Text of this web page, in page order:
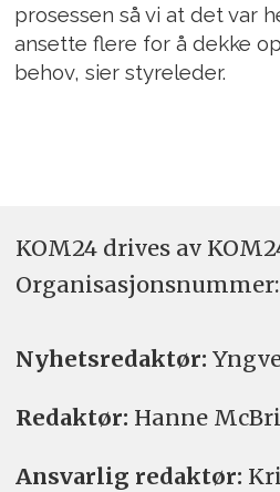
prosessen så vi at det var
ansette flere for å dekke
behov, sier styreleder.
KOM24 drives av
Organisasjons­nummer:
Nyhetsredaktør:
Redaktør: Hanne
Ansvarlig redaktør: